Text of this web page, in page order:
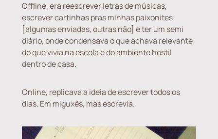
Offline, era reescrever letras de músicas,
escrever cartinhas pras minhas paixonites
[algumas enviadas, outras não] e ter um semi
diário, onde condensava o que achava relevante
do que vivia na escola e do ambiente hostil
dentro de casa.
Online, replicava a ideia de escrever todos os
dias. Em miguxês, mas escrevia.